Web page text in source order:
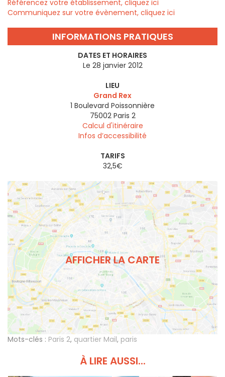
Référencez votre établissement, cliquez ici
Communiquez sur votre évènement, cliquez ici
INFORMATIONS PRATIQUES
DATES ET HORAIRES
Le 28 janvier 2012
LIEU
Grand Rex
1 Boulevard Poissonnière
75002 Paris 2
Calcul d'itinéraire
Infos d’accessibilité
TARIFS
32,5€
AFFICHER LA CARTE
Mots-clés : Paris 2, quartier Mail, paris
À LIRE AUSSI...